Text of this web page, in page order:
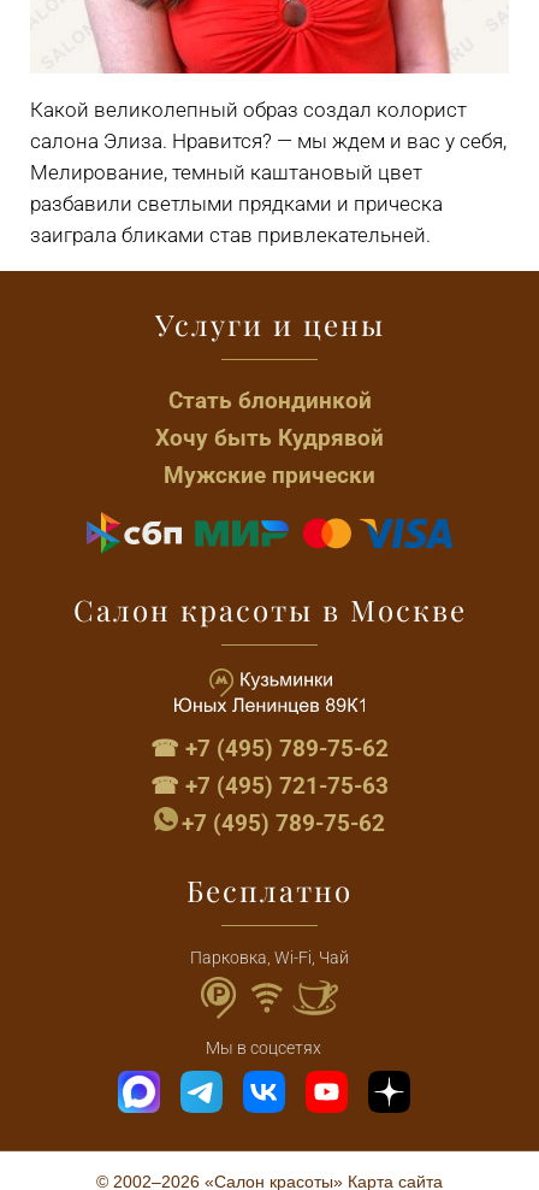
Какой великолепный образ создал колорист
салона Элиза. Нравится? — мы ждем и вас у себя,
Мелирование, темный каштановый цвет
разбавили светлыми прядками и прическа
заиграла бликами став привлекательней.
Услуги и цены
Стать блондинкой
Хочу быть Кудрявой
Мужские прически
Салон красоты в Москве
☎ +7 (495) 789-75-62
☎ +7 (495) 721-75-63
+7 (495) 789-75-62
Бесплатно
Парковка, Wi-Fi, Чай
Мы в соцсетях
© 2002–2026 «Салон красоты» Карта сайта